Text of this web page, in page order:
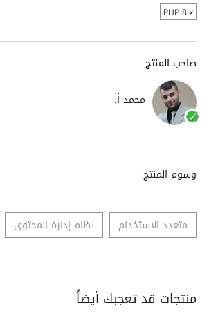
PHP 8.x
صاحب المنتج
محمد أ.
وسوم المنتج
متعدد الاستخدام نظام إدارة المحتوى
منتجات قد تعجبك أيضاً